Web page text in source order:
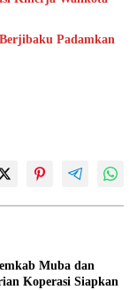
Padamkan
Muba dan
Koperasi Siapkan